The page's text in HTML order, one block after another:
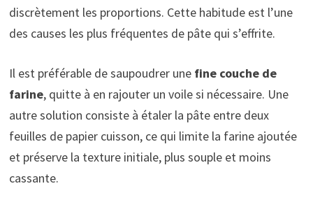
discrètement les proportions. Cette habitude est l’une
des causes les plus fréquentes de pâte qui s’effrite.
Il est préférable de saupoudrer une fine couche de
farine, quitte à en rajouter un voile si nécessaire. Une
autre solution consiste à étaler la pâte entre deux
feuilles de papier cuisson, ce qui limite la farine ajoutée
et préserve la texture initiale, plus souple et moins
cassante.